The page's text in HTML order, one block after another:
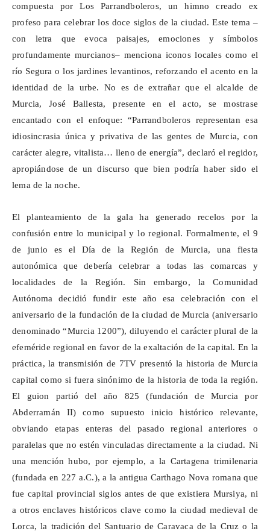
compuesta por Los Parrandboleros, un himno creado ex
profeso para celebrar los doce siglos de la ciudad. Este tema –
con letra que evoca paisajes, emociones y símbolos
profundamente murcianos– menciona iconos locales como el
río Segura o los jardines levantinos, reforzando el acento en la
identidad de la urbe. No es de extrañar que el alcalde de
Murcia, José Ballesta, presente en el acto, se mostrase
encantado con el enfoque: “Parrandbolerosrepresentan esa
idiosincrasia única y privativa de las gentes de Murcia, con
carácter alegre, vitalista… lleno de energía”, declaró el regidor,
apropiándose de un discurso que bien podría haber sido el
lema de la noche.
El planteamiento de la gala ha generado recelos por la
confusión entre lo municipal y lo regional. Formalmente, el 9
de junio es el Día de la Región de Murcia, una fiesta
autonómica que debería celebrar a todas las comarcas y
localidades de la Región. Sin embargo, la Comunidad
Autónoma decidió fundir este año esa celebración con el
aniversario de la fundación de la ciudad de Murcia (aniversario
denominado “Murcia 1200”), diluyendo el carácter plural de la
efeméride regional en favor de la exaltación de la capital. En la
práctica, la transmisión de 7TV presentó la historia de Murcia
capital como si fuera sinónimo de la historia de toda la región.
El guion partió del año 825 (fundación de Murcia por
Abderramán II) como supuesto inicio histórico relevante,
obviando etapas enteras del pasado regional anteriores o
paralelas que no estén vinculadas directamente a la ciudad. Ni
una mención hubo, por ejemplo, a la Cartagena trimilenaria
(fundada en 227 a.C.), a la antigua Carthago Nova romana que
fue capital provincial siglos antes de que existiera Mursiya, ni
a otros enclaves históricos clave como la ciudad medieval de
Lorca, la tradición del Santuario de Caravaca de la Cruz o la